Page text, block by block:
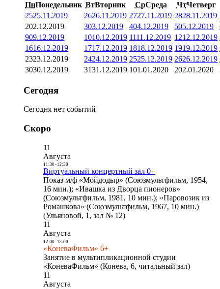
ПнПонедельник ВтВторник СрСреда ЧтЧетверг
2525.11.2019 2626.11.2019 2727.11.2019 2828.11.2019
202.12.2019 303.12.2019 404.12.2019 505.12.2019
909.12.2019 1010.12.2019 1111.12.2019 1212.12.2019
1616.12.2019 1717.12.2019 1818.12.2019 1919.12.2019
2323.12.2019 2424.12.2019 2525.12.2019 2626.12.2019
3030.12.2019 3131.12.2019 101.01.2020 202.01.2020
Сегодня
Сегодня нет событий
Скоро
11
Августа
11:30- 12:30
Виртуальный концертный зал 0+
Показ м/ф «Мойдодыр» (Союзмультфильм, 1954,
16 мин.); «Ивашка из Дворца пионеров»
(Союзмультфильм, 1981, 10 мин.); «Паровозик из
Ромашкова» (Союзмультфильм, 1967, 10 мин.)
(Ульяновой, 1, зал № 12)
11
Августа
12:00- 13:00
«КоневаФильм» 6+
Занятие в мультипликационной студии
«КоневаФильм» (Конева, 6, читальный зал)
11
Августа